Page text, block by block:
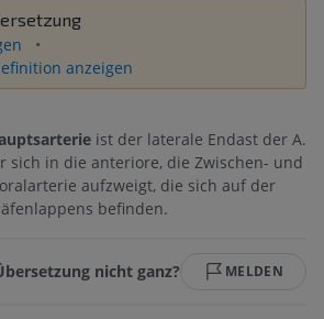
anzeigen
ist der laterale Endast der A.
sich in die anteriore, die Zwischen- und
aufzweigt, die sich auf der
befinden.
nicht ganz? MELDEN